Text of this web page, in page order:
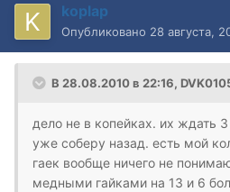
koplap
Опубликовано 28 августа,
В 28.08.2010 в 22:16,
дело не в копейках. их ждать
уже соберу назад. есть мой
гаек вообще ничего не
медными гайками на 13 и 6